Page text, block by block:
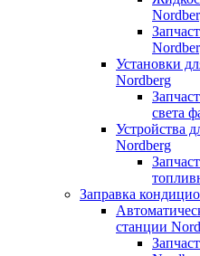
Установки
Nordberg
света
Устройства
Nordberg
Заправка
станции